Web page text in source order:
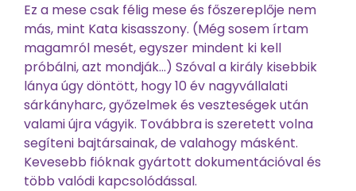
Ez a mese csak félig mese és főszereplője nem
más, mint Kata kisasszony. (Még sosem írtam
magamról mesét, egyszer mindent ki kell
próbálni, azt mondják…) Szóval a király kisebbik
lánya úgy döntött, hogy 10 év nagyvállalati
sárkányharc, győzelmek és veszteségek után
valami újra vágyik. Továbbra is szeretett volna
segíteni bajtársainak, de valahogy másként.
Kevesebb fióknak gyártott dokumentációval és
több valódi kapcsolódással.